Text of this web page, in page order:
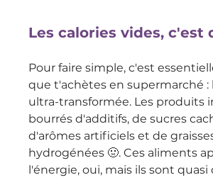
Les calories vides, c'est
Pour faire simple, c'est
que t'achètes en supermarché :
ultra-transformée. Les produits
bourrés d'additifs, de sucres
d'arômes artificiels et de
hydrogénées 🤢. Ces aliments
l'énergie, oui, mais ils sont